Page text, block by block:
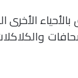
الأخرى